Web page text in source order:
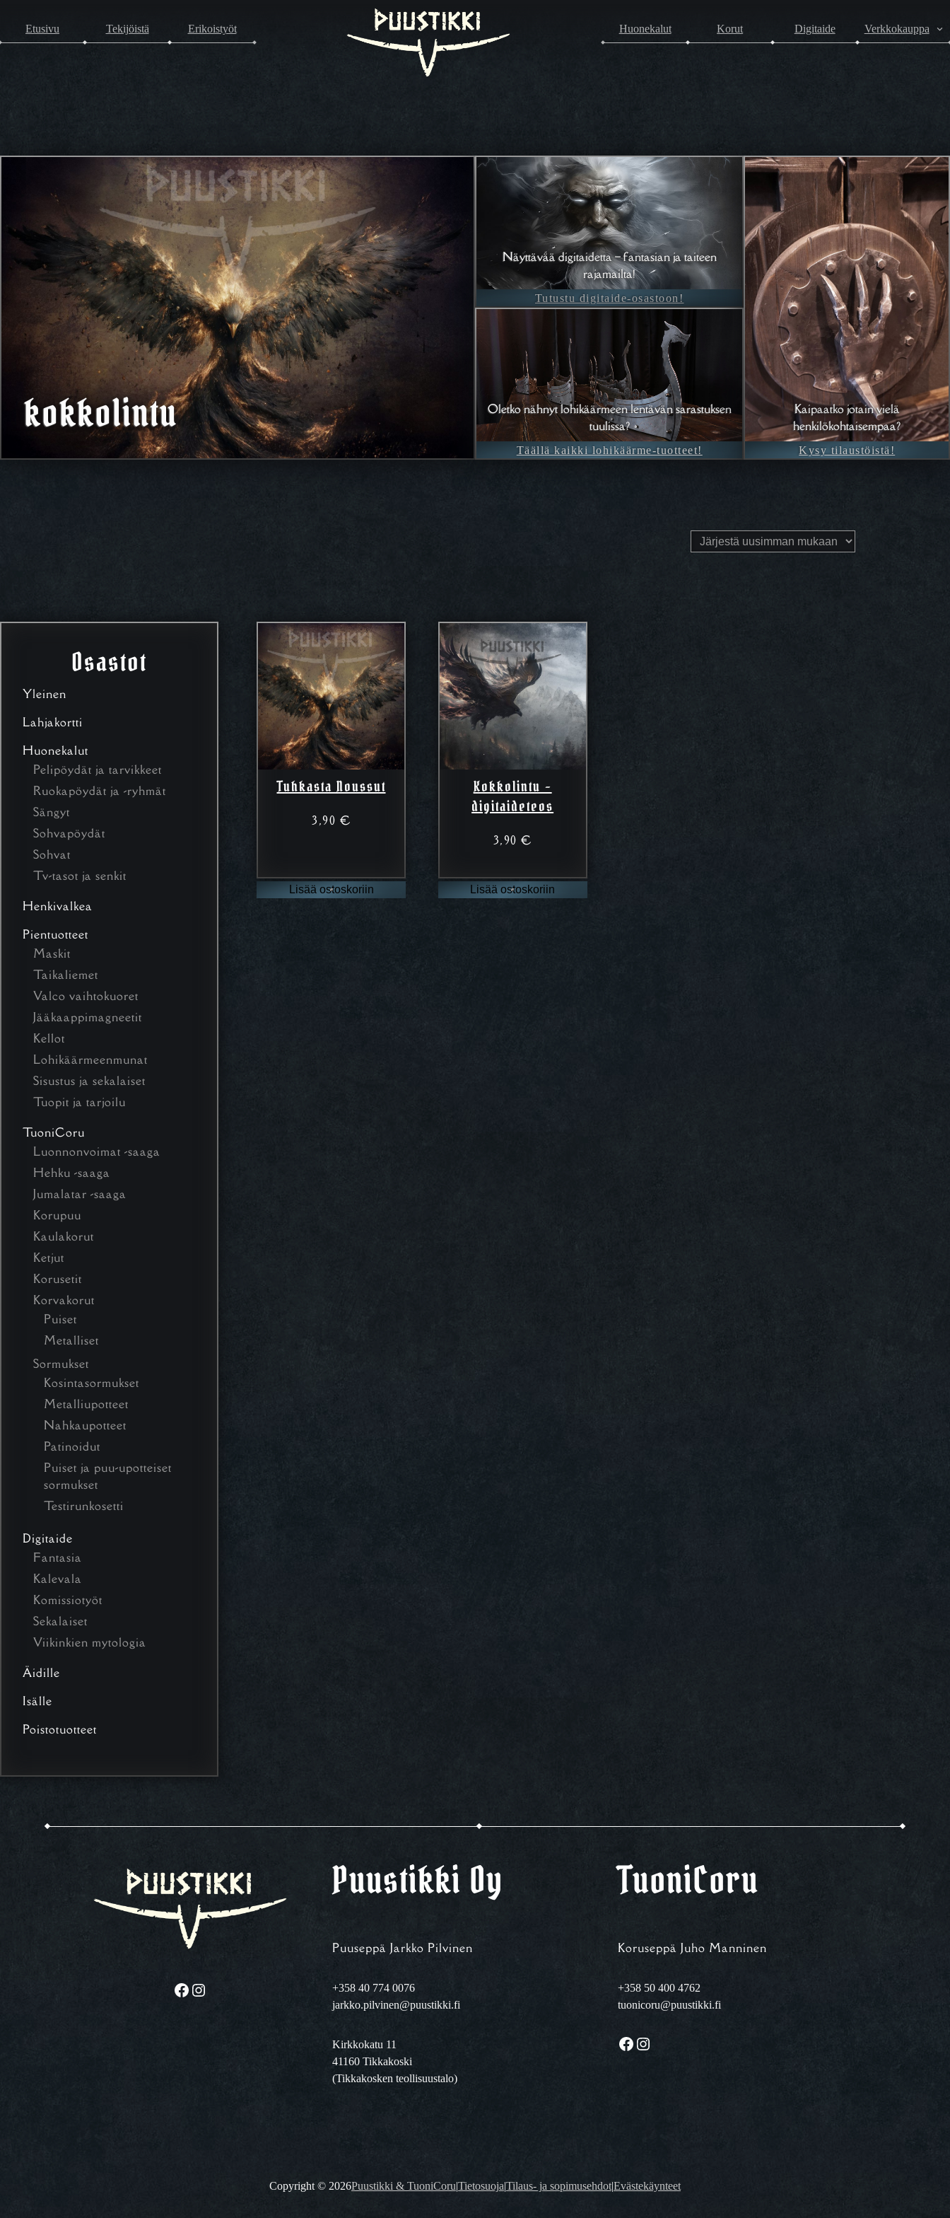
Etusivu Tekijöistä Erikoistyöt Huonekalut Korut Digitaide Verkkokauppa
kokkolintu
Näyttävää digitaidetta – fantasian ja taiteen
rajamailta!
Tutustu digitaide-osastoon!
Oletko nähnyt lohikäärmeen lentävän sarastuksen
tuulissa?
Täällä kaikki lohikäärme-tuotteet!
Kaipaatko jotain vielä
henkilökohtaisempaa?
Kysy tilaustöistä!
Osastot
Yleinen
Lahjakortti
Huonekalut
Pelipöydät ja tarvikkeet
Ruokapöydät ja -ryhmät
Sängyt
Sohvapöydät
Sohvat
Tv-tasot ja senkit
Henkivalkea
Pientuotteet
Maskit
Taikaliemet
Valco vaihtokuoret
Jääkaappimagneetit
Kellot
Lohikäärmeenmunat
Sisustus ja sekalaiset
Tuopit ja tarjoilu
TuoniCoru
Luonnonvoimat -saaga
Hehku -saaga
Jumalatar -saaga
Korupuu
Kaulakorut
Ketjut
Korusetit
Korvakorut
Puiset
Metalliset
Sormukset
Kosintasormukset
Metalliupotteet
Nahkaupotteet
Patinoidut
Puiset ja puu-upotteiset
sormukset
Testirunkosetti
Digitaide
Fantasia
Kalevala
Komissiotyöt
Sekalaiset
Viikinkien mytologia
Äidille
Isälle
Poistotuotteet
Tuhkasta Noussut
3,90 €
Lisää ostoskoriin
Kokkolintu –
digitaideteos
3,90€
Lisää ostoskoriin
Facebook Instagram
Puustikki Oy
Puuseppä Jarkko Pilvinen
+358 40 774 0076
jarkko.pilvinen@puustikki.fi
Kirkkokatu 11
41160 Tikkakoski
(Tikkakosken teollisuustalo)
TuoniCoru
Koruseppä Juho Manninen
+358 50 400 4762
tuonicoru@puustikki.fi
Facebook Instagram
Copyright © 2026Puustikki & TuoniCoru|Tietosuoja|Tilaus- ja sopimusehdot|Evästekäynteet